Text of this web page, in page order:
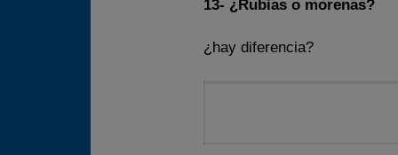
13- ¿Rubias o morenas?
¿hay diferencia?